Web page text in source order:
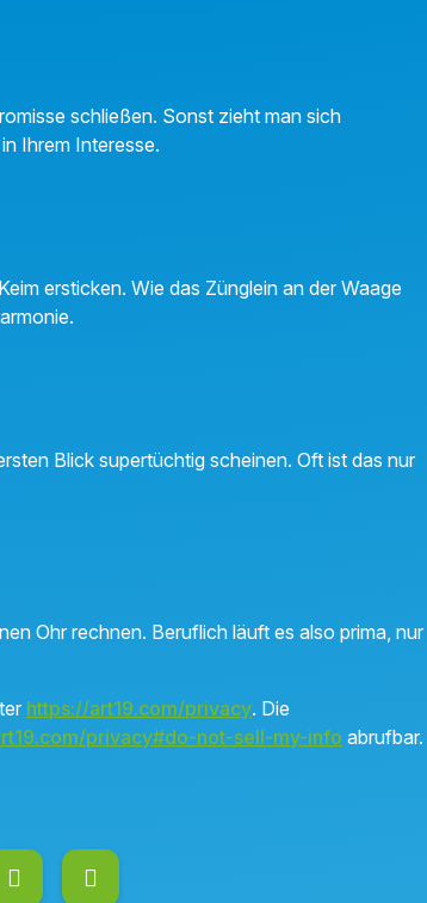
schließen. Sonst zieht man sich
Ihrem Interesse.
ersticken. Wie das Zünglein an der Waage
Blick supertüchtig scheinen. Oft ist das nur
Ohr rechnen. Beruflich läuft es also prima, nur
https://art19.com/privacy. Die
privacy#do-not-sell-my-info abrufbar.